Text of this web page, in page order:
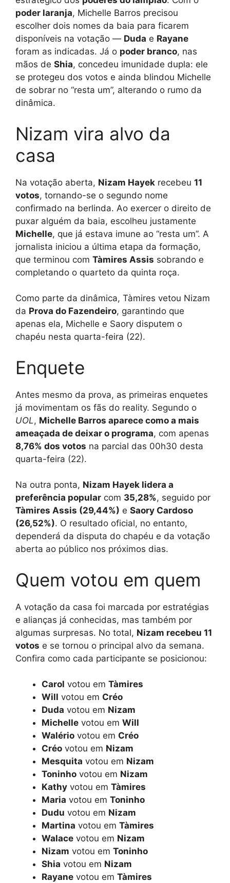
poder laranja, Michelle Barros precisou
escolher dois nomes da baia para ficarem
disponíveis na votação — Duda e Rayane
foram as indicadas. Já o poder branco, nas
mãos de Shia, concedeu imunidade dupla: ele
se protegeu dos votos e ainda blindou Michelle
de sobrar no “resta um”, alterando o rumo da
dinâmica.
Nizam vira alvo da
casa
Na votação aberta, Nizam Hayek recebeu 11
votos, tornando-se o segundo nome
confirmado na berlinda. Ao exercer o direito de
puxar alguém da baia, escolheu justamente
Michelle, que já estava imune ao “resta um”. A
jornalista iniciou a última etapa da formação,
que terminou com Tàmires Assis sobrando e
completando o quarteto da quinta roça.
Como parte da dinâmica, Tàmires vetou Nizam
da Prova do Fazendeiro, garantindo que
apenas ela, Michelle e Saory disputem o
chapéu nesta quarta-feira (22).
Enquete
Antes mesmo da prova, as primeiras enquetes
já movimentam os fãs do reality. Segundo o
UOL, Michelle Barros aparece como a mais
ameaçada de deixar o programa, com apenas
8,76% dos votos na parcial das 00h30 desta
quarta-feira (22).
Na outra ponta, Nizam Hayek lidera a
preferência popular com 35,28%, seguido por
Tàmires Assis (29,44%) e Saory Cardoso
(26,52%). O resultado oficial, no entanto,
dependerá da disputa do chapéu e da votação
aberta ao público nos próximos dias.
Quem votou em quem
A votação da casa foi marcada por estratégias
e alianças já conhecidas, mas também por
algumas surpresas. No total, Nizam recebeu 11
votos e se tornou o principal alvo da semana.
Confira como cada participante se posicionou:
Carol votou em Tàmires
Will votou em Créo
Duda votou em Nizam
Michelle votou em Will
Walério votou em Créo
Créo votou em Nizam
Mesquita votou em Nizam
Toninho votou em Nizam
Kathy votou em Tàmires
Maria votou em Toninho
Dudu votou em Nizam
Martina votou em Tàmires
Walace votou em Nizam
Nizam votou em Toninho
Shia votou em Nizam
Rayane votou em Tàmires